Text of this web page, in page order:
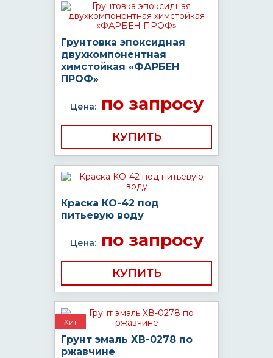
Грунтовка эпоксидная
двухкомпонентная
химстойкая «ФАРБЕН
ПРОФ»
Цена:по запросу
КУПИТЬ
Краска КО-42 под
питьевую воду
Цена:по запросу
КУПИТЬ
Хит
Грунт эмаль ХВ-0278 по
ржавчине